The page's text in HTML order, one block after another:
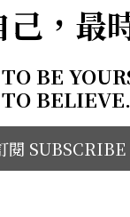
己，最
BE
BELIEVE.
閱 SUBSCRIBE